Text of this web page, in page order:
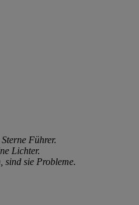
Führer.
Lichter.
sind sie Probleme.